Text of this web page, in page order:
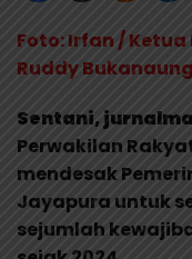
Foto: Irfan /
Ruddy Bukanaung
Sentani,
Perwakilan
mendesak
Jayapura untuk
sejumlah